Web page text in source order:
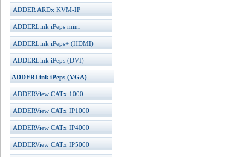
ADDER ARDx KVM-IP
ADDERLink iPeps mini
ADDERLink iPeps+ (HDMI)
ADDERLink iPeps (DVI)
ADDERLink iPeps (VGA)
ADDERView CATx 1000
ADDERView CATx IP1000
ADDERView CATx IP4000
ADDERView CATx IP5000